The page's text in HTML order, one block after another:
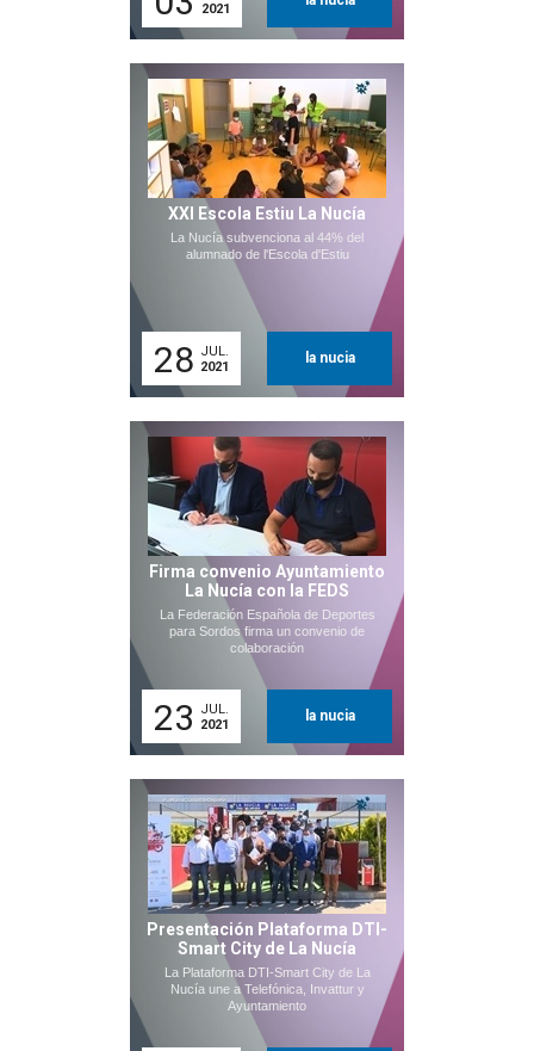
2021
XXI Escola Estiu La Nucía
La Nucía subvenciona al 44% del
alumnado de l'Escola d'Estiu
28 JUL.
2021
la nucia
Firma convenio Ayuntamiento
La Nucía con la FEDS
La Federación Española de Deportes
para Sordos firma un convenio de
colaboración
23
JUL.
2021
la nucia
Presentación Plataforma DTI-
Smart City de La Nucía
La Plataforma DTI-Smart City de La
Nucía une a Telefónica, Invattur y
Ayuntamiento